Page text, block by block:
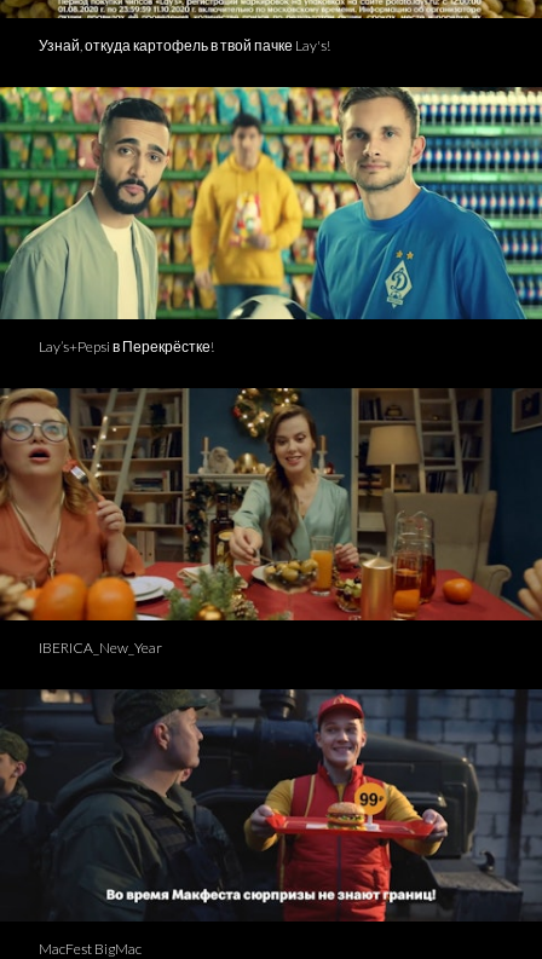
Узнай, откуда картофель в твой пачке Lay's!
Lay’s+Pepsi в Перекрёстке!
IBERICA_New_Year
MacFest BigMac